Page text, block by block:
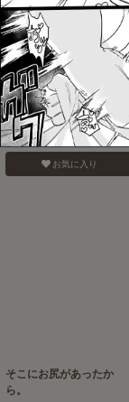
悪魔の誘惑
お気に入り
そこにお尻があったか
ら。